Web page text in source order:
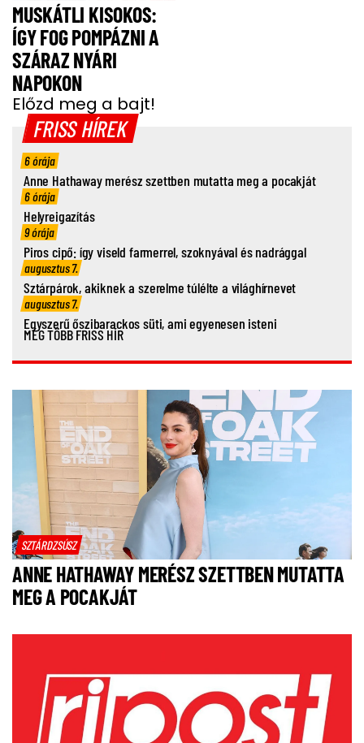
MUSKÁTLI KISOKOS:
ÍGY FOG POMPÁZNI A
SZÁRAZ NYÁRI
NAPOKON
Előzd meg a bajt!
FRISS HÍREK
6 órája
Anne Hathaway merész szettben mutatta meg a pocakját
6 órája
Helyreigazítás
9 órája
Piros cipő: így viseld farmerrel, szoknyával és nadrággal
augusztus 7.
Sztárpárok, akiknek a szerelme túlélte a világhírnevet
augusztus 7.
Egyszerű őszibarackos süti, ami egyenesen isteni
MÉG TÖBB FRISS HÍR
SZTÁRDZSÚSZ
ANNE HATHAWAY MERÉSZ SZETTBEN MUTATTA
MEG A POCAKJÁT